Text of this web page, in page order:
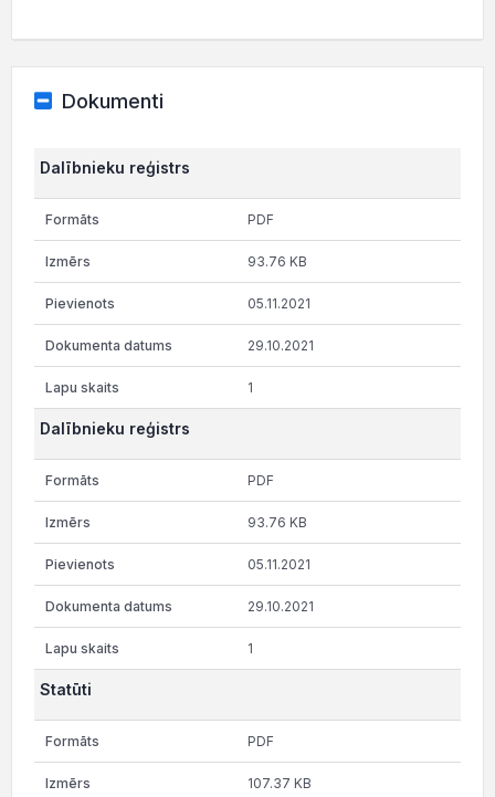
Dokumenti
Dalībnieku reģistrs
PDF
93.76 KB
05.11.2021
29.10.2021
1
Dalībnieku reģistrs
PDF
93.76 KB
05.11.2021
29.10.2021
1
Statūti
PDF
107.37 KB